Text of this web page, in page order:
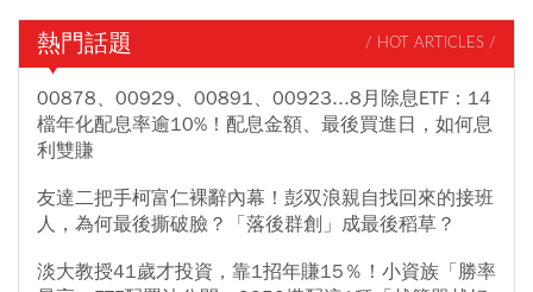
熱門話題 / HOT ARTICLES /
00878、00929、00891、00923...8月除息ETF：14
檔年化配息率逾10%！配息金額、最後買進日，如何息
利雙賺
友達二把手柯富仁裸辭內幕！彭双浪親自找回來的接班
人，為何最後撕破臉？「落後群創」成最後稻草？
淡大教授41歲才投資，靠1招年賺15％！小資族「勝率